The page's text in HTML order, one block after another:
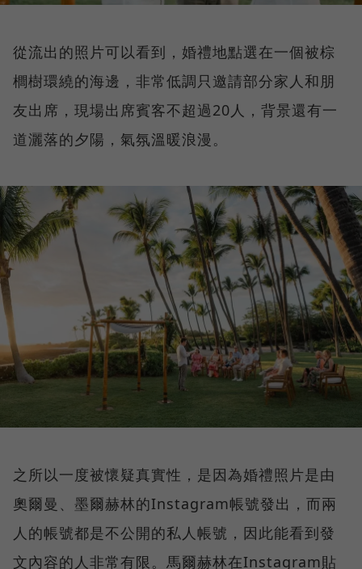
從流出的照片可以看到，婚禮地點選在一個被棕
櫚樹環繞的海邊，非常低調只邀請部分家人和朋
友出席，現場出席賓客不超過20人，背景還有一
道灑落的夕陽，氣氛溫暖浪漫。
之所以一度被懷疑真實性，是因為婚禮照片是由
奧爾曼、墨爾赫林的Instagram帳號發出，而兩
人的帳號都是不公開的私人帳號，因此能看到發
文內容的人非常有限。馬爾赫林在Instagram貼